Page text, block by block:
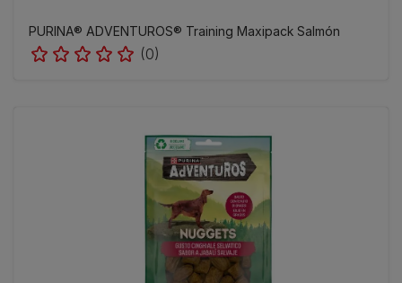
PURINA® ADVENTUROS® Training Maxipack Salmón
(0)